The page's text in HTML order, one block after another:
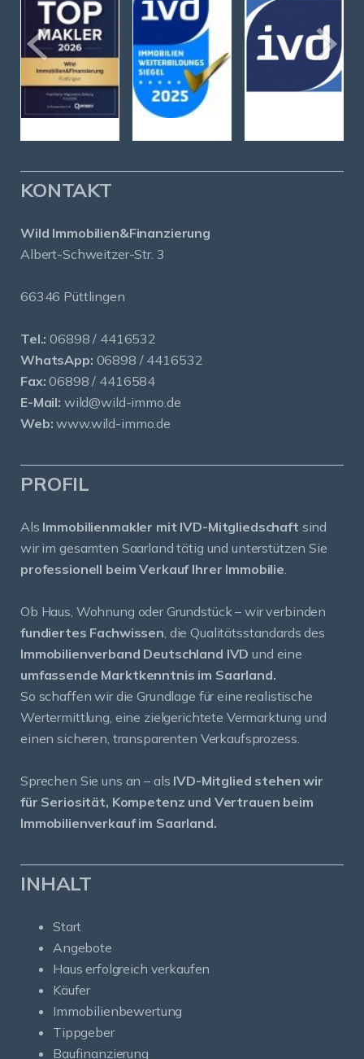
KONTAKT
Wild Immobilien&Finanzierung
Albert-Schweitzer-Str. 3
66346 Püttlingen
Tel.: 06898 / 4416532
WhatsApp: 06898 / 4416532
Fax: 06898 / 4416584
E-Mail: wild@wild-immo.de
Web: www.wild-immo.de
PROFIL
Als Immobilienmakler mit IVD-Mitgliedschaft sind
wir im gesamten Saarland tätig und unterstützen Sie
professionell beim Verkauf Ihrer Immobilie
Ob Haus, Wohnung oder Grundstück – wir verbinden
fundiertes Fachwissen , die Qualitätsstandards des
Immobilienverband Deutschland IVD und eine
umfassende Marktkenntnis im Saarland.
So schaffen wir die Grundlage für eine realistische
Wertermittlung, eine zielgerichtete Vermarktung und
einen sicheren, transparenten Verkaufsprozess.
Sprechen Sie uns an – als IVD-Mitglied stehen wir
für Seriosität, Kompetenz und Vertrauen beim
Immobilienverkauf im Saarland.
INHALT
Start
Angebote
Haus erfolgreich verkaufen
Käufer
Immobilienbewertung
Tippgeber
Baufinanzierung